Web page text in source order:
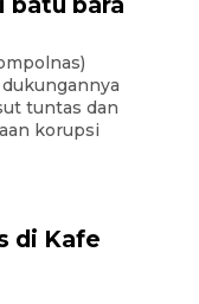
tuntas dan
korupsi
di Kafe